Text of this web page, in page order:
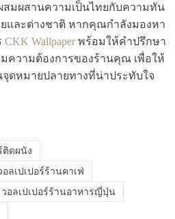
สมผสานความเป็นไทยกับความทัน
และต่างชาติ หากคุณกำลังมองหา
CKK Wallpaperพร้อมให้คำปรึกษา
มความต้องการของร้านคุณ เพื่อให้
ดหมายปลายทางที่น่าประทับใจ
ติดผนัง
ลเปเปอร์ร้านคาเฟ่
อลเปเปอร์ร้านอาหารญี่ปุ่น